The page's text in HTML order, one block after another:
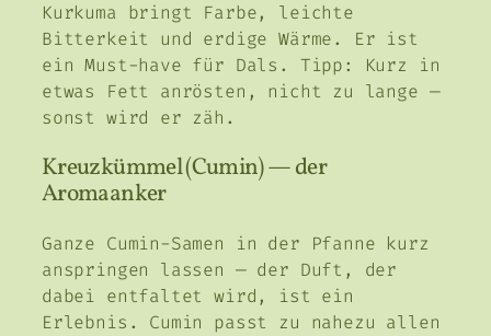
Kurkuma bringt Farbe, leichte
Bitterkeit und erdige Wärme. Er ist
ein Must-have für Dals. Tipp: Kurz in
etwas Fett anrösten, nicht zu lange —
sonst wird er zäh.
Kreuzkümmel (Cumin) — der
Aromaanker
Ganze Cumin-Samen in der Pfanne kurz
anspringen lassen — der Duft, der
dabei entfaltet wird, ist ein
Erlebnis. Cumin passt zu nahezu allen